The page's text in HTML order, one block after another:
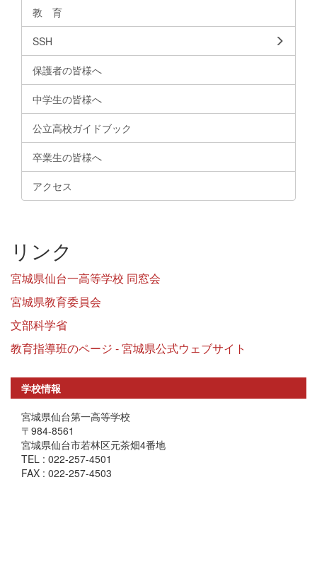
教 育
SSH
保護者の皆様へ
中学生の皆様へ
公立高校ガイドブック
卒業生の皆様へ
アクセス
リンク
宮城県仙台一高等学校 同窓会
宮城県教育委員会
文部科学省
教育指導班のページ - 宮城県公式ウェブサイト
学校情報
宮城県仙台第一高等学校
〒984-8561
宮城県仙台市若林区元茶畑4番地
TEL : 022-257-4501
FAX : 022-257-4503